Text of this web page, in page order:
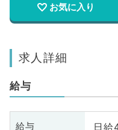
お気に入り
求人詳細
給与
給与 日